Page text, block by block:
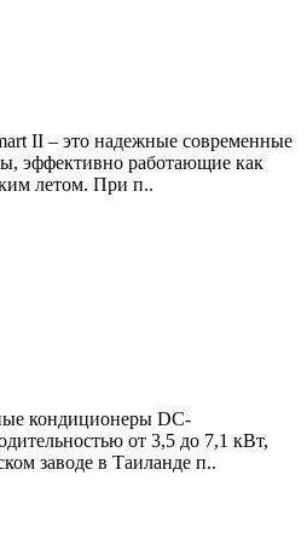
II – это надежные современные
эффективно работающие как
летом. При п..
кондиционеры DC-
от 3,5 до 7,1 кВт,
заводе в Таиланде п..